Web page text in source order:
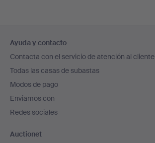
en
el
pie
de
página
Ayuda y contacto
Contacta con el servicio de atención al cliente
Todas las casas de subastas
Modos de pago
Enviamos con
Redes sociales
Auctionet